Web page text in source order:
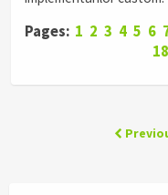
Pages: 1 2 3 4 5 6
18